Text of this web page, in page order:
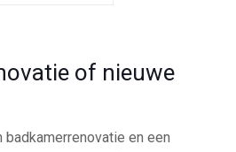
of nieuwe
badkamerrenovatie en een